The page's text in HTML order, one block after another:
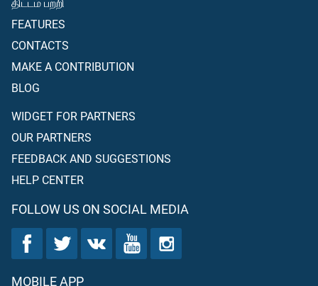
FEATURES
CONTACTS
MAKE A CONTRIBUTION
BLOG
WIDGET FOR PARTNERS
OUR PARTNERS
FEEDBACK AND SUGGESTIONS
HELP CENTER
FOLLOW US ON SOCIAL MEDIA
MOBILE APP